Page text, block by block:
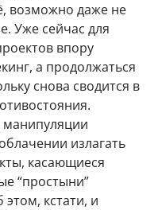
возможно даже не
Уже сейчас для
впору
а продолжаться
снова сводится в
излагать
касающиеся
“простыни”
кстати, и